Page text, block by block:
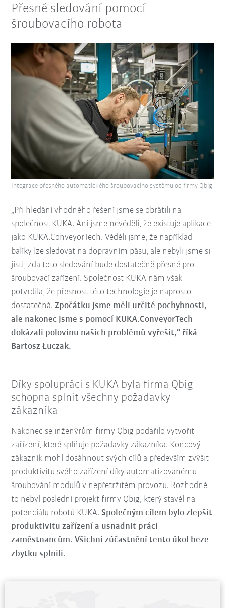
Přesné sledování pomocí
šroubovacího robota
„Při hledání vhodného řešení jsme se obrátili na
společnost KUKA. Ani jsme nevěděli, že existuje aplikace
jako KUKA.ConveyorTech. Věděli jsme, že například
balíky lze sledovat na dopravním pásu, ale nebyli jsme si
jisti, zda toto sledování bude dostatečně přesné pro
šroubovací zařízení. Společnost KUKA nám však
potvrdila, že přesnost této technologie je naprosto
dostatečná.Zpočátku jsme měli určité pochybnosti,
ale nakonec jsme s pomocí KUKA.ConveyorTech
dokázali polovinu našich problémů vyřešit,“ říká
Bartosz Łuczak.
Integrace přesného automatického šroubovacího systému od firmy Qbig
Díky spolupráci s KUKA byla firma Qbig
schopna splnit všechny požadavky
zákazníka
Nakonec se inženýrům firmy Qbig podařilo vytvořit
zařízení, které splňuje požadavky zákazníka. Koncový
zákazník mohl dosáhnout svých cílů a především zvýšit
produktivitu svého zařízení díky automatizovanému
šroubování modulů v nepřetržitém provozu. Rozhodně
to nebyl poslední projekt firmy Qbig, který stavěl na
potenciálu robotů KUKA.Společným cílem bylo zlepšit
produktivitu zařízení a usnadnit práci
zaměstnancům. Všichni zúčastnění tento úkol beze
zbytku splnili.